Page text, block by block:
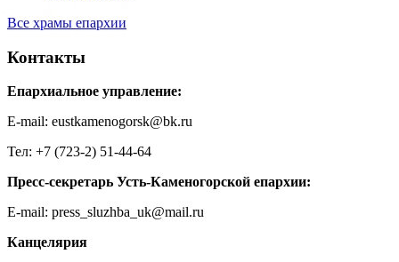
Все храмы епархии
Контакты
Епархиальное управление:
E-mail: eustkamenogorsk@bk.ru
Тел: +7 (723-2) 51-44-64
Пресс-секретарь Усть-Каменогорской епархии:
E-mail: press_sluzhba_uk@mail.ru
Канцелярия